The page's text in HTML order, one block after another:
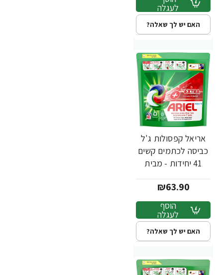
לעגלה
האם יש לך שאלה?
אריאל קפסולות ג'ל
כביסה לכתמים קשים
41 יחידות - מבית
₪63.90
הוסף
לעגלה
האם יש לך שאלה?